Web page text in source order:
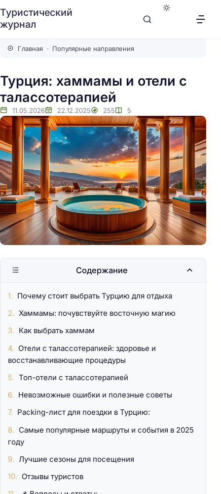
Туристический
журнал
Главная Популярные направления
Турция: хаммамы и отели с
талассотерапией
11.05.2026 22.12.2025 255 5
Содержание
Почему стоит выбрать Турцию для отдыха
Хаммамы: почувствуйте восточную магию
Как выбрать хаммам
Отели с талассотерапией: здоровье и
восстанавливающие процедуры
Топ-отели с талассотерапией
Невозможные ошибки и полезные советы
Packing-лист для поездки в Турцию:
Самые популярные маршруты и события в 2025
году
Лучшие сезоны для посещения
Отзывы туристов